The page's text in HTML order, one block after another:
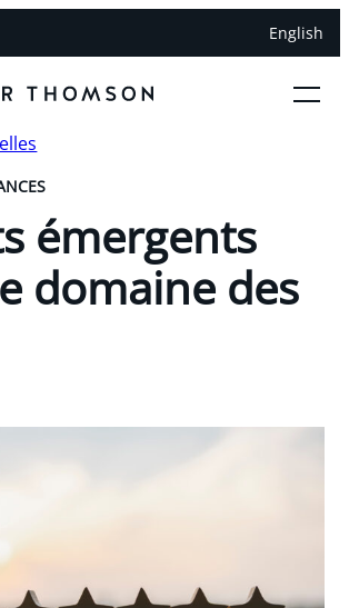
English
émergents
domaine des